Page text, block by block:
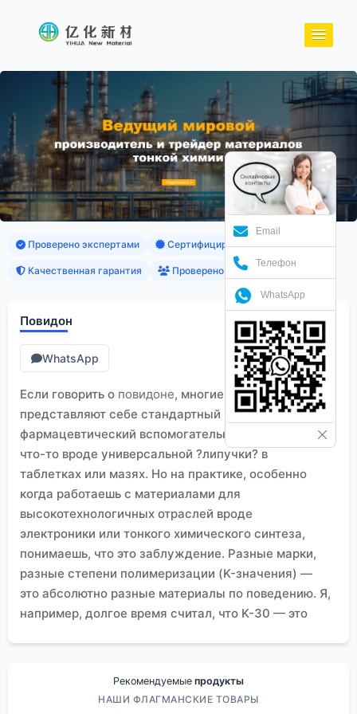
Проверено экспертами Сертифицированные продукты
Качественная гарантия Проверено клиентами
Повидон
WhatsApp
Если говорить о повидоне, многие сразу
представляют себе стандартный
фармацевтический вспомогательный компонент,
что-то вроде универсальной ?липучки? в
таблетках или мазях. Но на практике, особенно
когда работаешь с материалами для
высокотехнологичных отраслей вроде
электроники или тонкого химического синтеза,
понимаешь, что это заблуждение. Разные марки,
разные степени полимеризации (K-значения) —
это абсолютно разные материалы по поведению. Я,
например, долгое время считал, что K-30 — это
изоляционного покрытия. Оказалось, что для
Рекомендуемые продукты
НАШИ ФЛАГМАНСКИЕ ТОВАРЫ
Email
Телефон
WhatsApp